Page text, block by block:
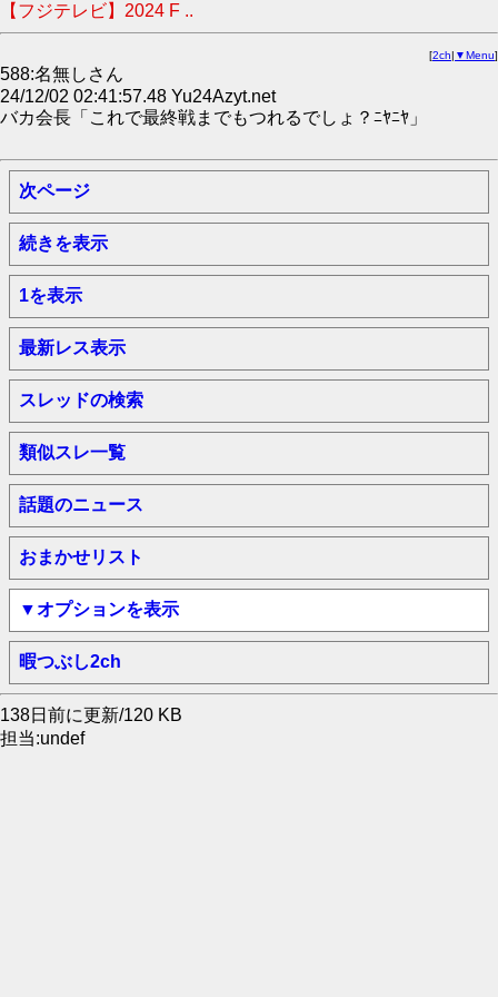
【フジテレビ】2024 F ..
[2ch| ▼Menu]
588:名無しさん
24/12/02 02:41:57.48 Yu24Azyt.net
バカ会長「これで最終戦までもつれるでしょ？ﾆﾔﾆﾔ」
次ページ
続きを表示
1を表示
最新レス表示
スレッドの検索
類似スレ一覧
話題のニュース
おまかせリスト
▼オプションを表示
暇つぶし2ch
138日前に更新/120 KB
担当:undef